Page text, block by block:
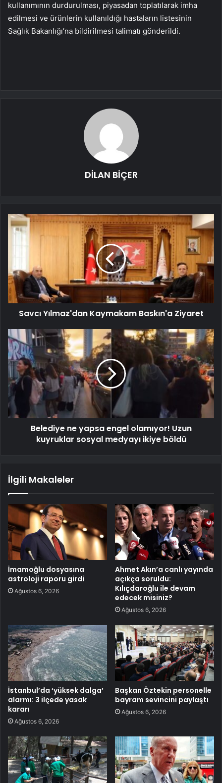
kullanımının durdurulması, piyasadan toplatılarak imha
edilmesi ve ürünlerin kullanıldığı hastaların listesinin
Sağlık Bakanlığı’na bildirilmesi talimatı gönderildi.
DİLAN BİÇER
Savcı Yılmaz'dan Kaymakam Baskın'a Ziyaret
Belediye ne yapsa engel olamıyor! Uzun
kuyruklar sosyal medyayı ikiye böldü
İlgili Makaleler
İmamoğlu dosyasına
astroloji raporu girdi
Ağustos 6, 2026
Ahmet Akın’a canlı yayında
açıkça soruldu:
Kılıçdaroğlu ile devam
edecek misiniz?
Ağustos 6, 2026
İstanbul’da ‘yüksek dalga’
alarmı: 3 ilçede yasak
kararı
Ağustos 6, 2026
Başkan Öztekin personelle
bayram sevincini paylaştı
Ağustos 6, 2026